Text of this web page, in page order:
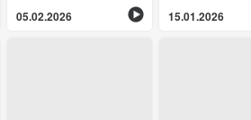
05.02.2026 15.01.2026